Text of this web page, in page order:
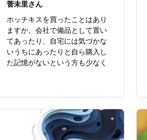
菅未里さん
ホッチキスを買ったことはあり
ますか。会社で備品として置い
てあったり、自宅には気づかな
いうちにあったりと自ら購入し
た記憶がないという方も少なく